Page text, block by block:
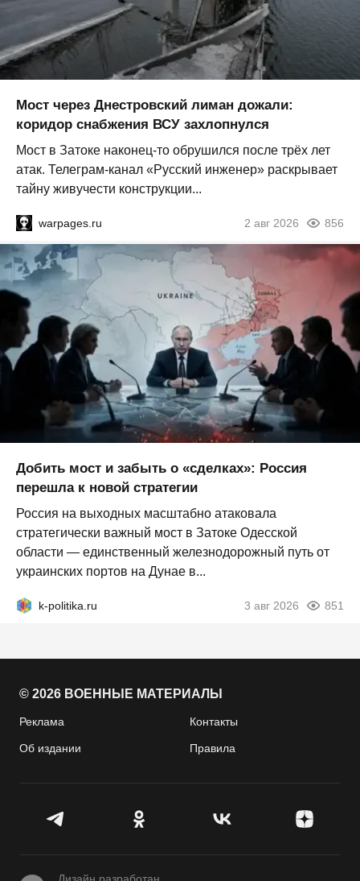
Мост через Днестровский лиман дожали:
коридор снабжения ВСУ захлопнулся
Мост в Затоке наконец-то обрушился после трёх лет
атак. Телеграм-канал «Русский инженер» раскрывает
тайну живучести конструкции...
warpages.ru 2 авг 2026 856
Добить мост и забыть о «сделках»: Россия
перешла к новой стратегии
Россия на выходных масштабно атаковала
стратегически важный мост в Затоке Одесской
области — единственный железнодорожный путь от
украинских портов на Дунае в...
k-politika.ru 3 авг 2026 851
© 2026 ВОЕННЫЕ МАТЕРИАЛЫ
Реклама Контакты
Об издании Правила